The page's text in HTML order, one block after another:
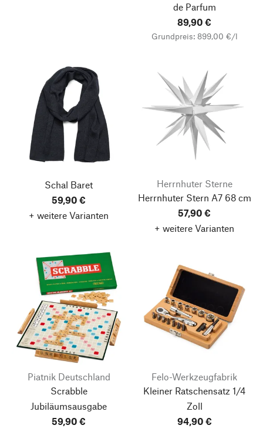
de Parfum
89,90 €
Grundpreis: 899,00 €/l
Schal Baret
59,90 €
+ weitere Varianten
Herrnhuter Sterne
Herrnhuter Stern A7 68 cm
57,90 €
+ weitere Varianten
Piatnik Deutschland
Scrabble
Jubiläumsausgabe
59,90 €
Felo-Werkzeugfabrik
Kleiner Ratschensatz 1/4
Zoll
94,90 €